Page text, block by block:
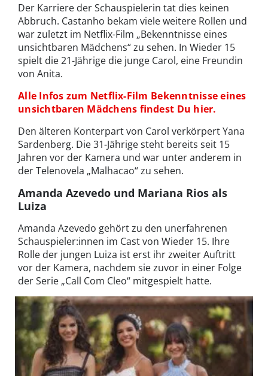
Der Karriere der Schauspielerin tat dies keinen
Abbruch. Castanho bekam viele weitere Rollen und
war zuletzt im Netflix-Film „Bekenntnisse eines
unsichtbaren Mädchens“ zu sehen. In Wieder 15
spielt die 21-Jährige die junge Carol, eine Freundin
von Anita.
Alle Infos zum Netflix-Film Bekenntnisse eines
unsichtbaren Mädchens findest Du hier.
Den älteren Konterpart von Carol verkörpert Yana
Sardenberg. Die 31-Jährige steht bereits seit 15
Jahren vor der Kamera und war unter anderem in
der Telenovela „Malhacao“ zu sehen.
Amanda Azevedo und Mariana Rios als
Luiza
Amanda Azevedo gehört zu den unerfahrenen
Schauspieler:innen im Cast von Wieder 15. Ihre
Rolle der jungen Luiza ist erst ihr zweiter Auftritt
vor der Kamera, nachdem sie zuvor in einer Folge
der Serie „Call Com Cleo“ mitgespielt hatte.